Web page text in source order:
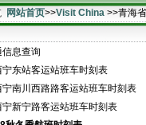
网站首页>>Visit China >>青海省
息查询
宁东站客运站班车时刻表
宁南川西路路客运站班车时刻表
宁新宁路客运站班车时刻表